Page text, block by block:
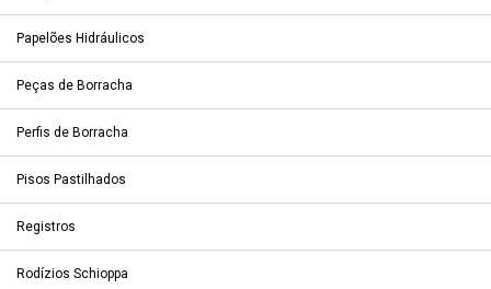
Papelões Hidráulicos
Peças de Borracha
Perfis de Borracha
Pisos Pastilhados
Registros
Rodízios Schioppa